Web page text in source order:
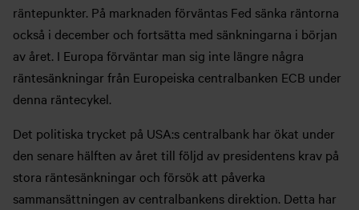
räntepunkter. På marknaden förväntas Fed sänka räntorna
också i december och fortsätta med sänkningarna i början
av året. I Europa förväntar man sig inte längre några
räntesänkningar från Europeiska centralbanken ECB under
denna räntecykel.
Det politiska trycket på USA:s centralbank har ökat under
den senare hälften av året till följd av presidentens krav på
stora räntesänkningar och försök att påverka
sammansättningen av centralbankens direktion. Detta har